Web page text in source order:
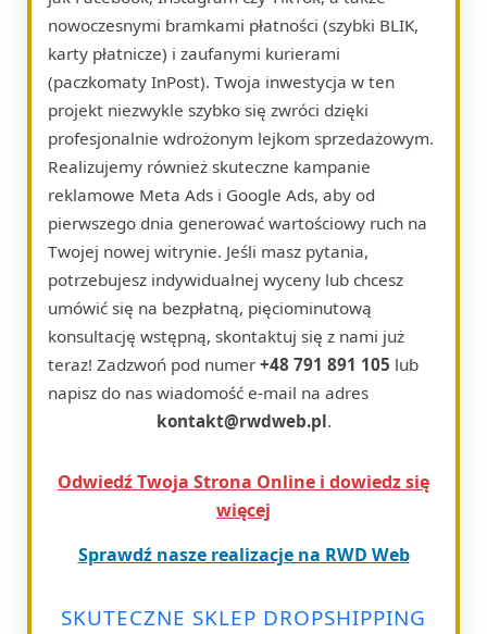
nowoczesnymi bramkami płatności (szybki BLIK,
karty płatnicze) i zaufanymi kurierami
(paczkomaty InPost). Twoja inwestycja w ten
projekt niezwykle szybko się zwróci dzięki
profesjonalnie wdrożonym lejkom sprzedażowym.
Realizujemy również skuteczne kampanie
reklamowe Meta Ads i Google Ads, aby od
pierwszego dnia generować wartościowy ruch na
Twojej nowej witrynie. Jeśli masz pytania,
potrzebujesz indywidualnej wyceny lub chcesz
umówić się na bezpłatną, pięciominutową
konsultację wstępną, skontaktuj się z nami już
teraz! Zadzwoń pod numer +48 791 891 105 lub
napisz do nas wiadomość e-mail na adres
kontakt@rwdweb.pl.
Odwiedź Twoja Strona Online i dowiedz się
więcej
Sprawdź nasze realizacje na RWD Web
SKUTECZNE SKLEP DROPSHIPPING